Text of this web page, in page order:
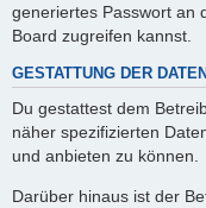
generiertes Passwort an
Board zugreifen kannst.
GESTATTUNG DER
Du gestattest dem
näher spezifizierten
und anbieten zu können.
Darüber hinaus ist der